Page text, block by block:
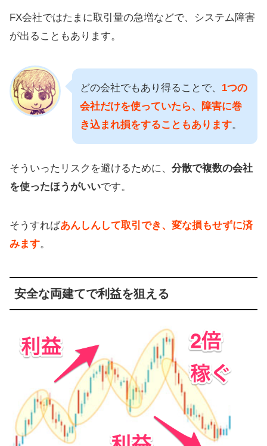
FX会社ではたまに取引量の急増などで、システム障害
が出ることもあります。
どの会社でもあり得ることで、 1つの
会社だけを使っていたら、障害に巻
き込まれ損をすることもあります。
そういったリスクを避けるために、 分散で複数の会社
を使ったほうがいいです。
そうすればあんしんして取引でき、変な損もせずに済
みます。
安全な両建てで利益を狙える